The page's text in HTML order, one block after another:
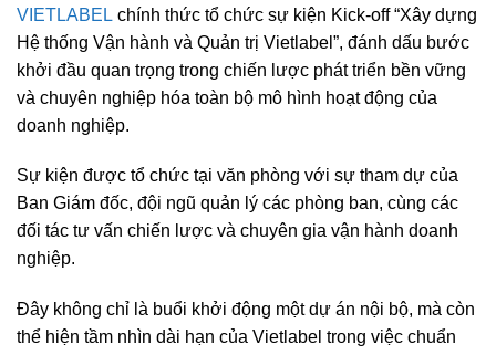
VIETLABEL chính thức tổ chức sự kiện Kick-off “Xây dựng
Hệ thống Vận hành và Quản trị Vietlabel”, đánh dấu bước
khởi đầu quan trọng trong chiến lược phát triển bền vững
và chuyên nghiệp hóa toàn bộ mô hình hoạt động của
doanh nghiệp.
Sự kiện được tổ chức tại văn phòng với sự tham dự của
Ban Giám đốc, đội ngũ quản lý các phòng ban, cùng các
đối tác tư vấn chiến lược và chuyên gia vận hành doanh
nghiệp.
Đây không chỉ là buổi khởi động một dự án nội bộ, mà còn
thể hiện tầm nhìn dài hạn của Vietlabel trong việc chuẩn